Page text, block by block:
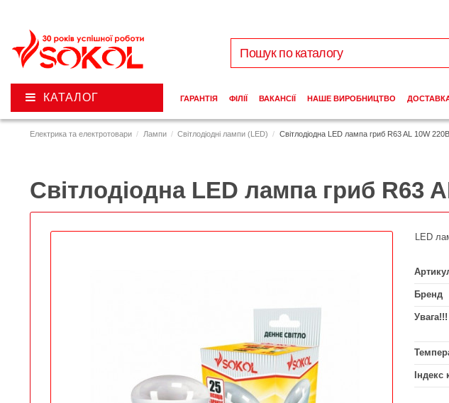
Електрика та електротовари Лампи Світлодіодні лампи (LED) Світлодіодна LED лампа гриб R63 AL 10W
Світлодіодна LED лампа гриб R63
LED
Бренд
Увага!!!
КАТАЛОГ ГАРАНТІЯ ФІЛІЇ ВАКАНСІЇ НАШЕ ВИРОБНИЦТВО